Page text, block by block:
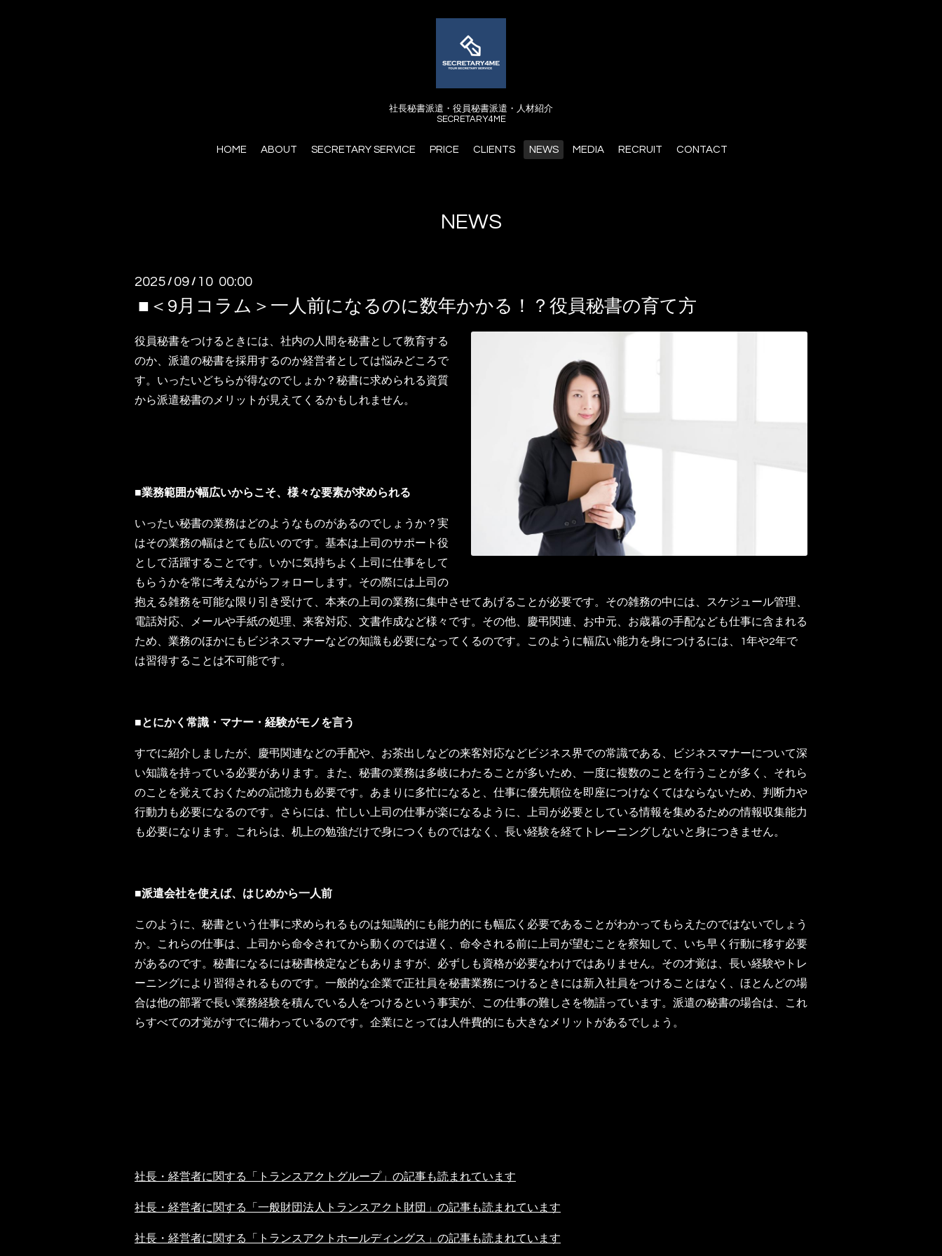
社長秘書派遣・役員秘書派遣・人材紹介
SECRETARY4ME
HOME ABOUT SECRETARY SERVICE PRICE CLIENTS NEWS MEDIA RECRUIT CONTACT
NEWS
2025 / 09 / 10 00:00
■＜9月コラム＞一人前になるのに数年かかる！？役員秘書の育て方
役員秘書をつけるときには、社内の人間を秘書として教育する
のか、派遣の秘書を採用するのか経営者としては悩みどころで
す。いったいどちらが得なのでしょか？秘書に求められる資質
から派遣秘書のメリットが見えてくるかもしれません。
■業務範囲が幅広いからこそ、様々な要素が求められる
いったい秘書の業務はどのようなものがあるのでしょうか？実
はその業務の幅はとても広いのです。基本は上司のサポート役
として活躍することです。いかに気持ちよく上司に仕事をして
もらうかを常に考えながらフォローします。その際には上司の
抱える雑務を可能な限り引き受けて、本来の上司の業務に集中させてあげることが必要です。その雑務の中には、スケジュール管理、
電話対応、メールや手紙の処理、来客対応、文書作成など様々です。その他、慶弔関連、お中元、お歳暮の手配なども仕事に含まれる
ため、業務のほかにもビジネスマナーなどの知識も必要になってくるのです。このように幅広い能力を身につけるには、1年や2年で
は習得することは不可能です。
■とにかく常識・マナー・経験がモノを言う
すでに紹介しましたが、慶弔関連などの手配や、お茶出しなどの来客対応などビジネス界での常識である、ビジネスマナーについて深
い知識を持っている必要があります。また、秘書の業務は多岐にわたることが多いため、一度に複数のことを行うことが多く、それら
のことを覚えておくための記憶力も必要です。あまりに多忙になると、仕事に優先順位を即座につけなくてはならないため、判断力や
行動力も必要になるのです。さらには、忙しい上司の仕事が楽になるように、上司が必要としている情報を集めるための情報収集能力
も必要になります。これらは、机上の勉強だけで身につくものではなく、長い経験を経てトレーニングしないと身につきません。
■派遣会社を使えば、はじめから一人前
このように、秘書という仕事に求められるものは知識的にも能力的にも幅広く必要であることがわかってもらえたのではないでしょう
か。これらの仕事は、上司から命令されてから動くのでは遅く、命令される前に上司が望むことを察知して、いち早く行動に移す必要
があるのです。秘書になるには秘書検定などもありますが、必ずしも資格が必要なわけではありません。その才覚は、長い経験やトレ
ーニングにより習得されるものです。一般的な企業で正社員を秘書業務につけるときには新入社員をつけることはなく、ほとんどの場
合は他の部署で長い業務経験を積んでいる人をつけるという事実が、この仕事の難しさを物語っています。派遣の秘書の場合は、これ
らすべての才覚がすでに備わっているのです。企業にとっては人件費的にも大きなメリットがあるでしょう。
社長・経営者に関する「トランスアクトグループ」の記事も読まれています
社長・経営者に関する「一般財団法人トランスアクト財団」の記事も読まれています
社長・経営者に関する「トランスアクトホールディングス」の記事も読まれています